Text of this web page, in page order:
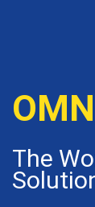
The